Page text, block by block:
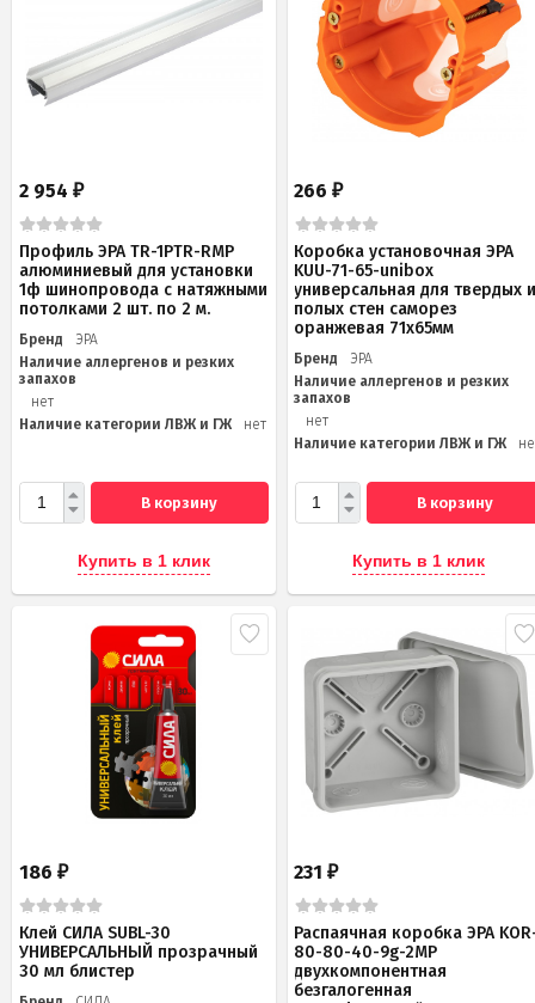
2 954 ₽
Профиль ЭРА TR-1PTR-RMP
алюминиевый для установки
1ф шинопровода с натяжными
потолками 2 шт. по 2 м.
Бренд
ЭРА
Наличие аллергенов и резких
запахов
нет
Наличие категории ЛВЖ и ГЖ
нет
В корзину
Купить в 1 клик
266₽
Коробка установочная ЭРА
KUU-71-65-unibox
универсальная для твердых
полых стен саморез
оранжевая 71х65мм
Бренд
ЭРА
Наличие аллергенов и резких
запахов
нет
Наличие категории ЛВЖ и ГЖ
В корзину
Купить в 1 клик
186 ₽
Клей СИЛА SUBL-30
УНИВЕРСАЛЬНЫЙ прозрачный
30 мл блистер
231₽
Распаячная коробка ЭРА
80-80-40-9g-2MP
двухкомпонентная
безгалогенная